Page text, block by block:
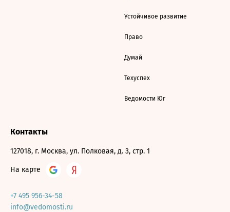
Устойчивое развитие
Право
Думай
Техуспех
Ведомости Юг
Контакты
127018, г. Москва, ул. Полковая, д. 3, стр. 1
На карте
+7 495 956-34-58
info@vedomosti.ru